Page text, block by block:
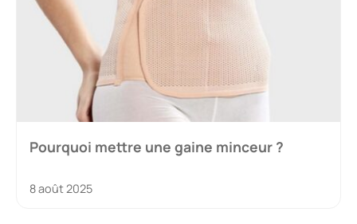
Pourquoi mettre une gaine minceur ?
8 août 2025